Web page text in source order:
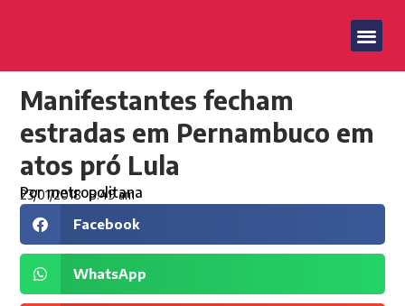
Manifestantes fecham
estradas em Pernambuco em
atos pró Lula
Pormetropolitana
23/01/2018 8:49 am
Facebook
WhatsApp